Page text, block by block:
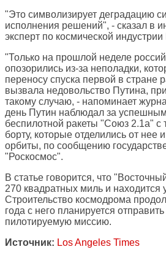
"Это символизирует деградацию
исполнения решений", - сказал в
эксперт по космической
"Только на прошлой неделе
опозорились из-за неполадки,
переносу спуска первой в стране
вызвала недовольство Путина,
такому случаю, - напоминает
день Путин наблюдал за
беспилотной ракеты "Союз 2.1а" с
борту, которые отделились от нее
орбиты, по сообщению
"Роскосмос".
В статье говорится, что
270 квадратных миль и находится
Строительство космодрома
года с него планируется
пилотируемую миссию.
Источник: Los Angeles Times